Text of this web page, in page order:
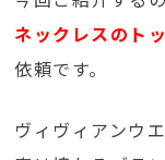
ネックレスのト
依頼です。
ヴィヴィアンウ